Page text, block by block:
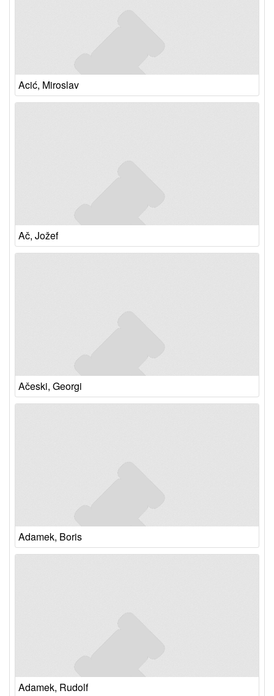
Acić, Miroslav
Ač, Jožef
Ačeski, Georgi
Adamek, Boris
Adamek, Rudolf